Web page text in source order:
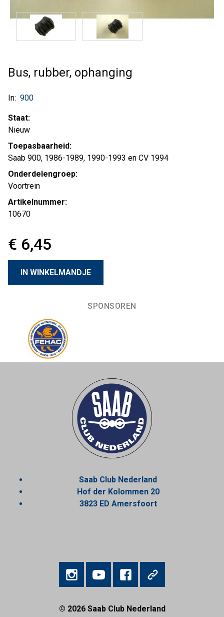
Bus, rubber, ophanging
In: 900
Staat:
Nieuw
Toepasbaarheid:
Saab 900, 1986-1989, 1990-1993 en CV 1994
Onderdelengroep:
Voortrein
Artikelnummer:
10670
€ 6,45
SPONSOREN
Saab Club Nederland
Hof der Kolommen 20
3823 ED Amersfoort
© 2026Saab Club Nederland